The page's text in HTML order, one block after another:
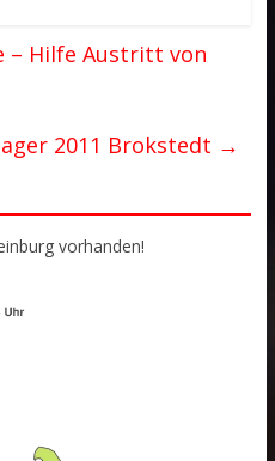
– Hilfe Austritt von
2011 Brokstedt →
vorhanden!